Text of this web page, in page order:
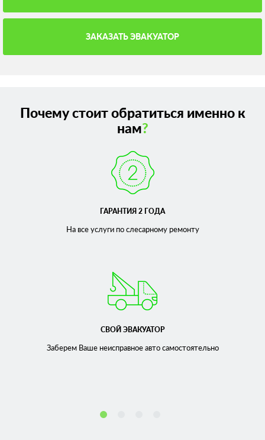
ЗАКАЗАТЬ ЭВАКУАТОР
Почему стоит обратиться именно к
нам?
ГАРАНТИЯ 2 ГОДА
На все услуги по слесарномуремонту
СВОЙ ЭВАКУАТОР
Заберем Ваше неисправноеавто самостоятельно